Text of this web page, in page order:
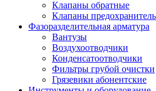
Клапаны обратные
Клапаны
Фазоразделительная арматура
Вантузы
Воздухоотводчики
Конденсатоотводчики
Фильтры грубой очистки
Грязевики абонентские